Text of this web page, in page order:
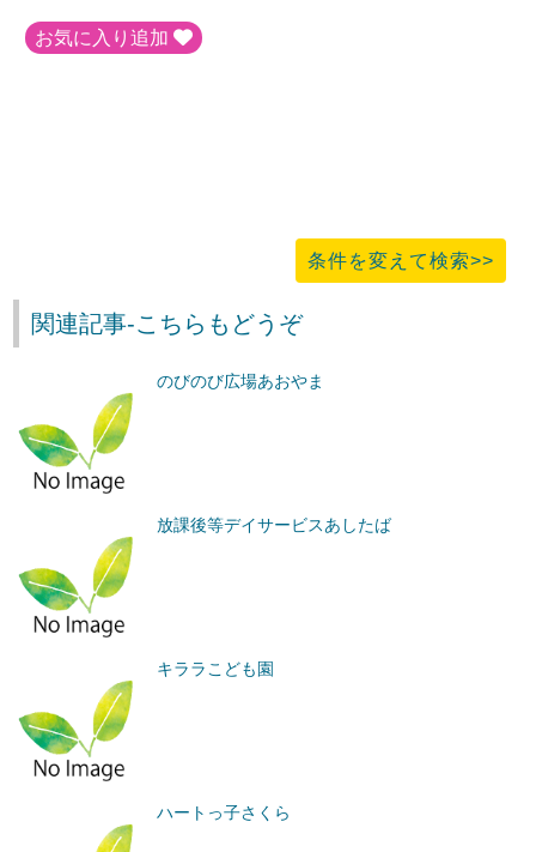
お気に入り追加
条件を変えて検索>>
関連記事-こちらもどうぞ
のびのび広場あおやま
放課後等デイサービスあしたば
キララこども園
ハートっ子さくら